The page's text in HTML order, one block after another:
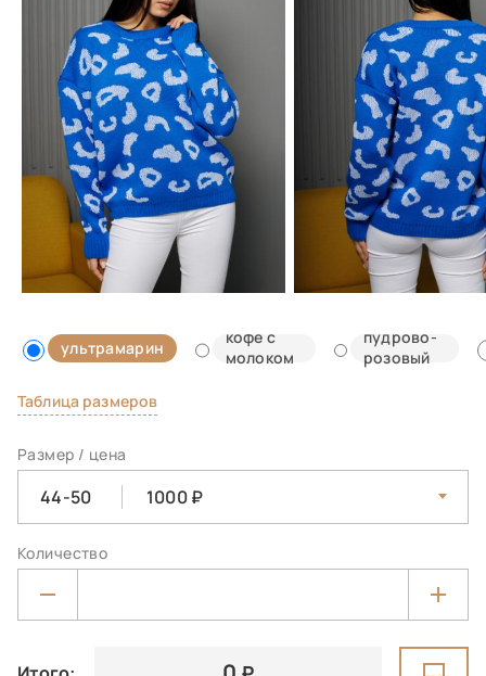
ультрамарин
кофе с
молоком
пудрово-
розовый
Таблица размеров
Размер / цена
44-50 1000
Количество